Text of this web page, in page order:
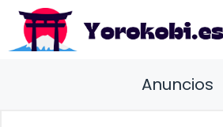
Saltar
contenido
Anuncios